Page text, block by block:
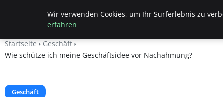
Fritz Elsas
Startseite
Geschäft
Wie schütze ich meine Geschäftsidee vor Nachahmung?
Geschäft
Wir verwenden Cookies, um Ihr Surferlebnis zu
erfahren